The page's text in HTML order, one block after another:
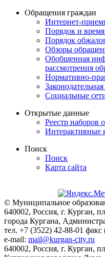
Обращения граждан
Интернет-
Порядок и
Порядок
Обзоры
Обобщенная
рассмотрения
Нормативно-
Законодательная
Социальные
Открытые данные
Реестр наборов
Интерактивные
Поиск
Поиск
Карта сайта
© Муниципальное
640002, Россия, г. Курган,
города Кургана,
тел. +7 (3522) 42-88-01 факс
e-mail: mail@kurgan-city.ru
640002, Россия, г. Курган,